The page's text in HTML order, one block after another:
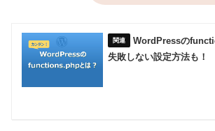
WordPressの
失敗しない設定方法も！